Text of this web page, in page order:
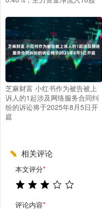
芝麻财富 小红书作为被告被上
诉人的1起涉及网络服务合同纠
纷的诉讼将于2025年8月5日开
庭
相关评论
本文评分*
评论内容*